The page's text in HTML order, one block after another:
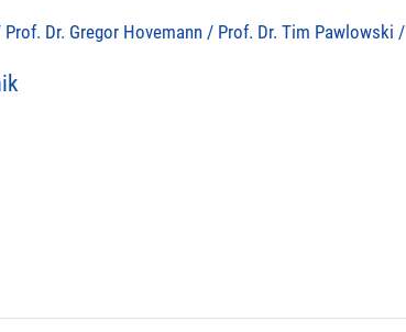
Dr. Gregor Hovemann / Prof. Dr. Tim Pawlowski /